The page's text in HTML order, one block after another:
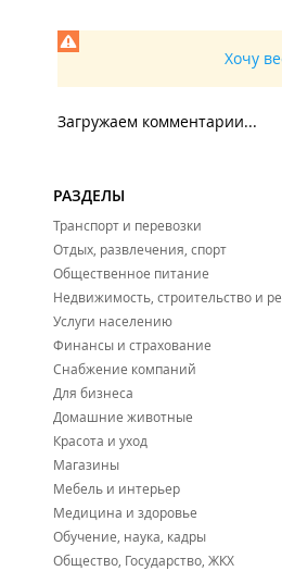
Хочу
Загружаем комментарии...
РАЗДЕЛЫ
Транспорт и перевозки
Отдых, развлечения, спорт
Общественное питание
Недвижимость, строительство и
Услуги населению
Финансы и страхование
Снабжение компаний
Для бизнеса
Домашние животные
Красота и уход
Магазины
Мебель и интерьер
Медицина и здоровье
Обучение, наука, кадры
Общество, Государство, ЖКХ